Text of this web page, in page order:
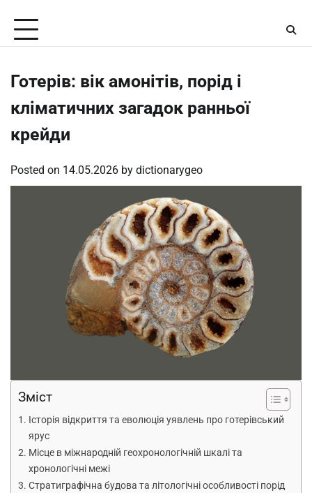
content
Готерів: вік амонітів, порід і
кліматичних загадок ранньої
крейди
Posted on 14.05.2026 by dictionarygeo
Зміст
Історія відкриття та еволюція уявлень про готерівський
ярус
Місце в міжнародній геохронологічній шкалі та
хронологічні межі
Стратиграфічна будова та літологічні особливості порід